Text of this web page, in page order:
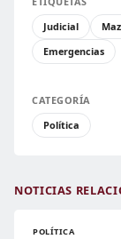
Judicial
Emergencias
CATEGORÍA
Política
NOTICIAS
POLÍTICA